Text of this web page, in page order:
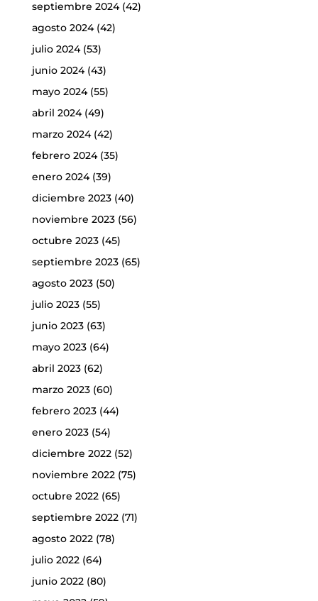
septiembre 2024(42)
agosto 2024(42)
julio 2024(53)
junio 2024(43)
mayo 2024(55)
abril 2024(49)
marzo 2024(42)
febrero 2024(35)
enero 2024(39)
diciembre 2023(40)
noviembre 2023(56)
octubre 2023(45)
septiembre 2023(65)
agosto 2023(50)
julio 2023(55)
junio 2023(63)
mayo 2023(64)
abril 2023(62)
marzo 2023(60)
febrero 2023(44)
enero 2023(54)
diciembre 2022(52)
noviembre 2022(75)
octubre 2022(65)
septiembre 2022(71)
agosto 2022(78)
julio 2022(64)
junio 2022(80)